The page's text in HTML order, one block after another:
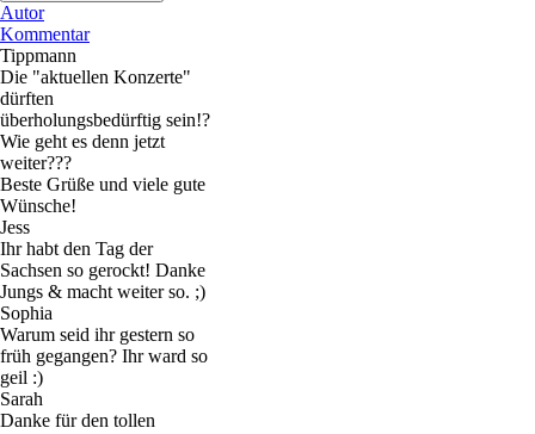
Autor
Kommentar
Tippmann
Die "aktuellen Konzerte"
dürften
überholungsbedürftig sein!?
Wie geht es denn jetzt
weiter???
Beste Grüße und viele gute
Wünsche!
Jess
Ihr habt den Tag der
Sachsen so gerockt! Danke
Jungs & macht weiter so. ;)
Sophia
Warum seid ihr gestern so
früh gegangen? Ihr ward so
geil :)
Sarah
Danke für den tollen